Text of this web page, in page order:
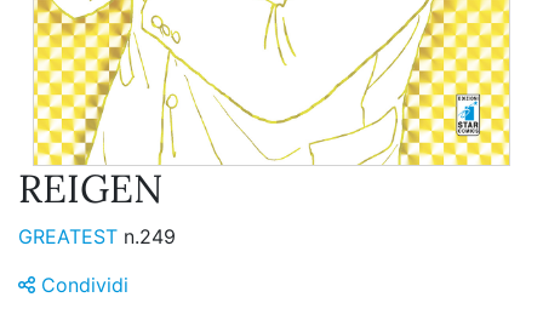
REIGEN
GREATEST n.249
Condividi